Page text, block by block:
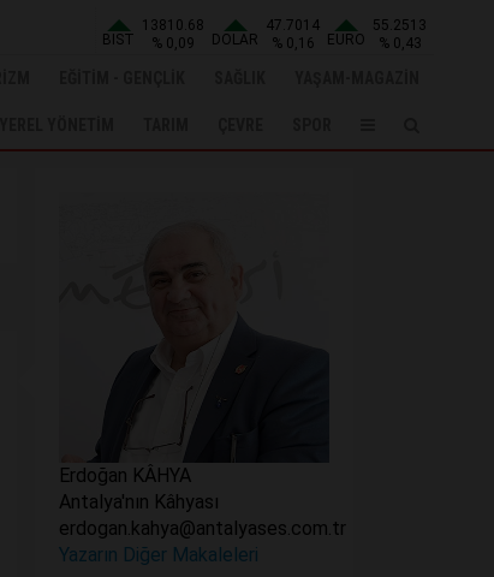
BIST
13810.68
% 0,09
DOLAR
47.7014
% 0,16
EURO
55.2513
% 0,43
Erdoğan KÂHYA
Antalya'nın Kâhyası
erdogan.kahya@antalyases.com.tr
Yazarın Diğer Makaleleri